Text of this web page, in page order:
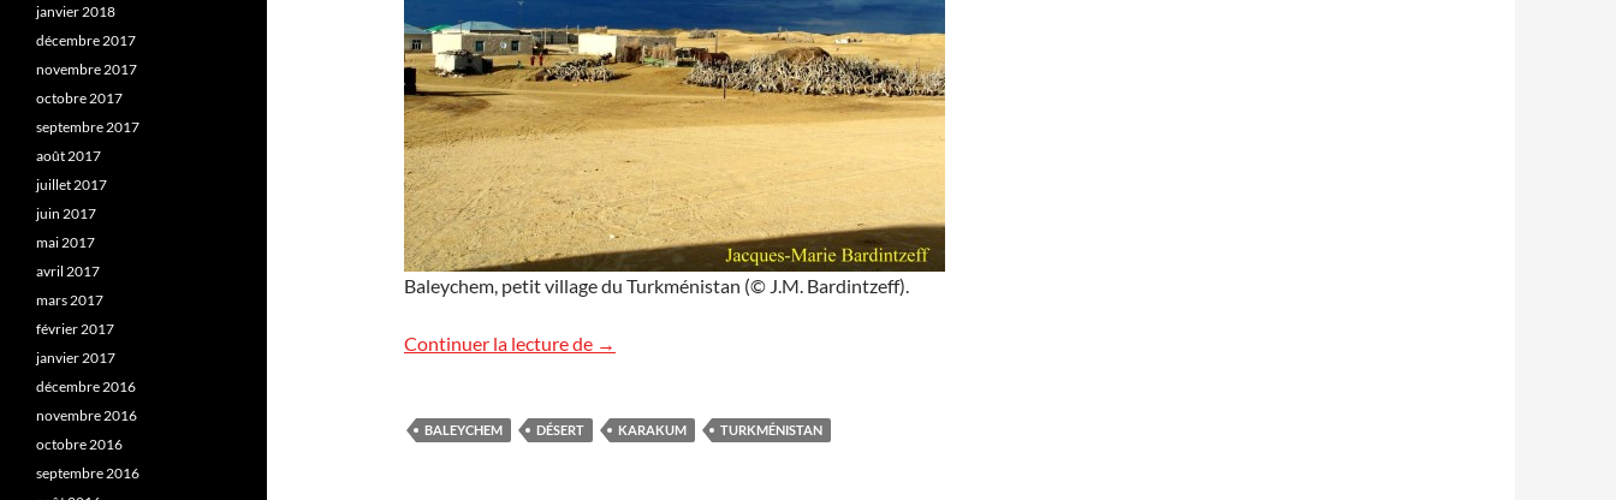
Baleychem, petit village du Turkménistan (© J.M. Bardintzeff).
Continuer la lecture de Baleychem
→
BALEYCHEM DÉSERT KARAKUM TURKMÉNISTAN
janvier 2018
décembre 2017
novembre 2017
octobre 2017
septembre 2017
août 2017
juillet 2017
juin 2017
mai 2017
avril 2017
mars 2017
février 2017
janvier 2017
décembre 2016
novembre 2016
octobre 2016
septembre 2016